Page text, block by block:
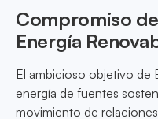
Compromiso
Energía
El ambicioso objetivo
energía de fuentes
movimiento de